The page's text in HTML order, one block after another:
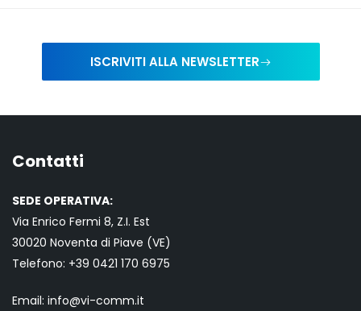
ISCRIVITI ALLA NEWSLETTER
Contatti
SEDE OPERATIVA:
Via Enrico Fermi 8, Z.I. Est
30020 Noventa di Piave (VE)
Telefono: +39 0421 170 6975
Email: info@vi-comm.it